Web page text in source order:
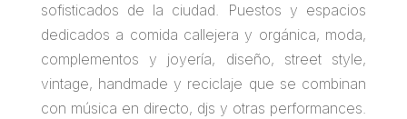
sofisticados de la ciudad. Puestos y espacios
dedicados a comida callejera y orgánica, moda,
complementos y joyería, diseño, street style,
vintage, handmade y reciclaje que se combinan
con música en directo, djs y otras performances.